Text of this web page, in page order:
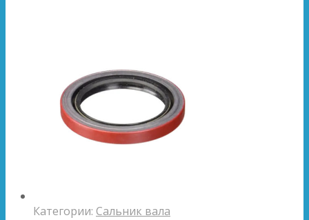
Категории: Сальник вала